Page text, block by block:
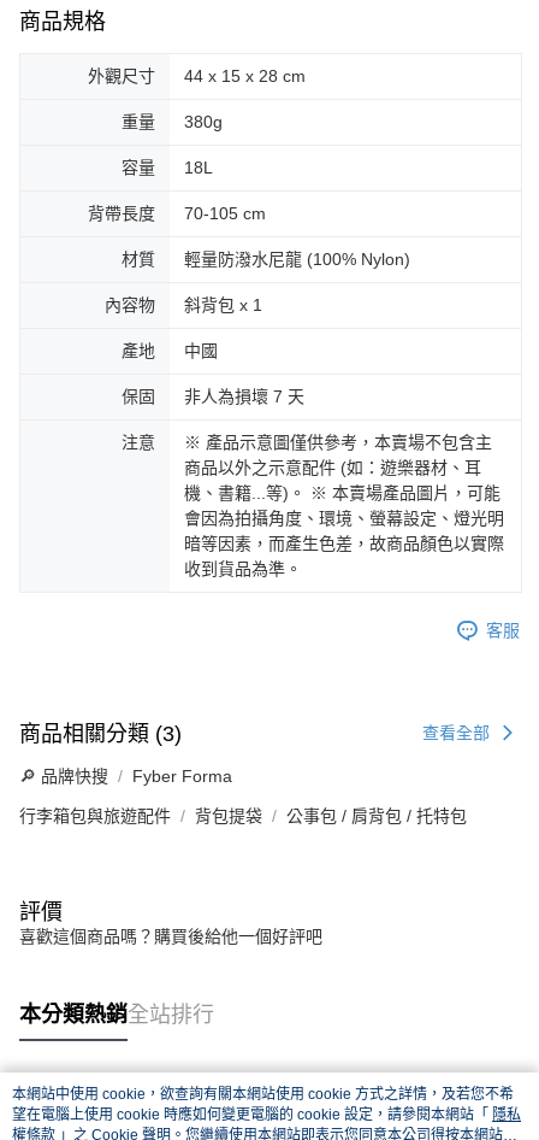
商品規格
外觀尺寸 44 x 15 x 28 cm
重量 380g
容量 18L
背帶長度 70-105 cm
材質 輕量防潑水尼龍 (100% Nylon)
內容物 斜背包 x 1
產地 中國
保固 非人為損壞 7 天
注意
※ 產品示意圖僅供參考，本賣場不包含主
商品以外之示意配件 (如：遊樂器材、耳
機、書籍...等)。 ※ 本賣場產品圖片，可能
會因為拍攝角度、環境、螢幕設定、燈光明
暗等因素，而產生色差，故商品顏色以實際
收到貨品為準。
客服
商品相關分類 (3) 查看全部
🔎 品牌快搜 Fyber Forma
行李箱包與旅遊配件 背包提袋 公事包 / 肩背包 / 托特包
評價
喜歡這個商品嗎？購買後給他一個好評吧
本分類熱銷全站排行
熱門標籤
本網站中使用 cookie，欲查詢有關本網站使用 cookie 方式之詳情，及若您不希
望在電腦上使用 cookie 時應如何變更電腦的 cookie 設定，請參閱本網站「 隱私
權條款 」之 Cookie 聲明。您繼續使用本網站即表示您同意本公司得按本網站使